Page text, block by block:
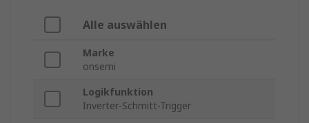
Alle auswählen
Marke
onsemi
Logikfunktion
Inverter-Schmitt-Trigger